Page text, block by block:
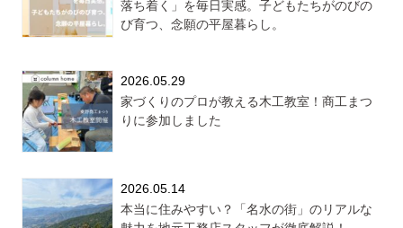
落ち着く」を毎日実感。子どもたちがのびの
び育つ、念願の平屋暮らし。
2026.05.29
家づくりのプロが教える木工教室！商工まつ
りに参加しました
2026.05.14
本当に住みやすい？「名水の街」のリアルな